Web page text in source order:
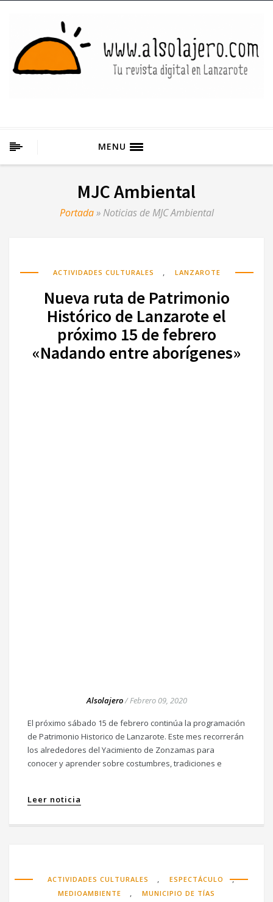
MENU
MJC Ambiental
Portada» Noticias de MJC Ambiental
ACTIVIDADES CULTURALES , LANZAROTE
Nueva ruta de Patrimonio
Histórico de Lanzarote el
próximo 15 de febrero
«Nadando entre aborígenes»
Alsolajero/Febrero 09, 2020
El próximo sábado 15 de febrero continúa la programación
de Patrimonio Historico de Lanzarote. Este mes recorrerán
los alrededores del Yacimiento de Zonzamas para
conocer y aprender sobre costumbres, tradiciones e
Leer noticia
ACTIVIDADES CULTURALES , ESPECTÁCULO ,
MEDIOAMBIENTE , MUNICIPIO DE TÍAS